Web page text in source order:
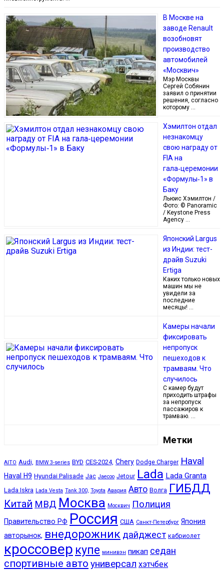
В Москве на
заводе Renault
возобновят
производство
автомобилей
«Москвич»
Мэр Москвы
Сергей Собянин
заявил о принятии
решения, согласно
которому …
Хэмилтон отдал
незнакомцу
свою награду от
FIA на
гала‑церемонии
«Формулы‑1» в
Баку
Льюис Хэмилтон /
Фото: © Panoramic
/ Keystone Press
Agency …
Японский Largus
из Индии: тест-
драйв Suzuki
Ertiga
Каких только новых
машин мы не
увидели за
последние
месяцы! …
Камеры начали
фиксировать
непропуск
пешеходов к
трамваям. Что
случилось
С камер будут
приходить штрафы
за непропуск
пассажиров к
трамваю. …
Метки
AITO Audi, BMW 3-series BYD CES-2024, Chery Dodge Charger Haval
Haval H9 Hyundai Palisade Jac Jaecoo Jetour Lada Lada Granta
Lada Iskra Lada Vesta Tank 300, Toyota Авария Авто Волга ГИБДД
Китай МВД Москва Москвич Полиция
Правительство РФ Россия США Санкт-Петербург Япония
авторынок, внедорожник дайджест кабриолет
кроссовер купе минивэн пикап седан
спортивные авто универсал хэтчбек